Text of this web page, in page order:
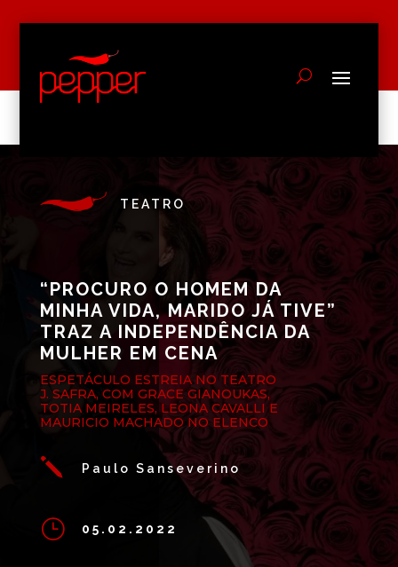
TEATRO
“PROCURO O HOMEM DA
MINHA VIDA, MARIDO JÁ TIVE”
TRAZ A INDEPENDÊNCIA DA
MULHER EM CENA
ESPETÁCULO ESTREIA NO TEATRO
J. SAFRA, COM GRACE GIANOUKAS,
TOTIA MEIRELES, LEONA CAVALLI E
MAURICIO MACHADO NO ELENCO
j Paulo Sanseverino
} 05.02.2022